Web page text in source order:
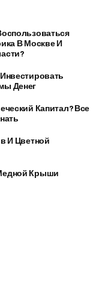
В Москве И
Денег
Капитал? Все
И Цветной
Крыши